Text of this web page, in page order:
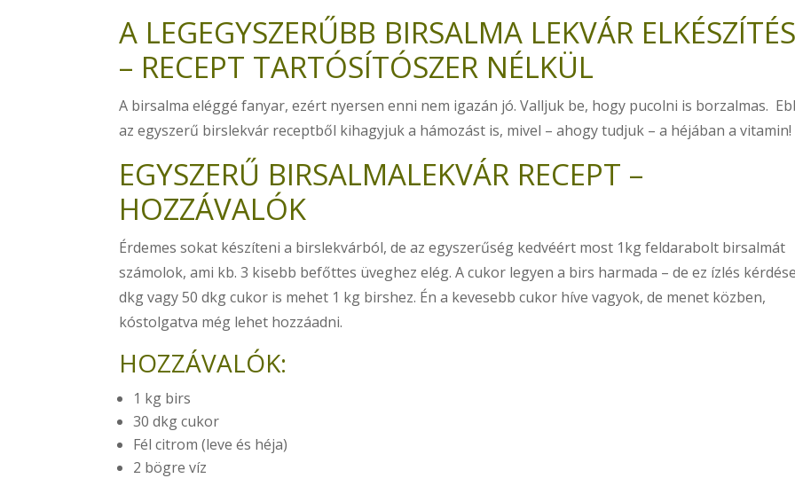
A LEGEGYSZERŰBB BIRSALMA LEKVÁR
– RECEPT TARTÓSÍTÓSZER NÉLKÜL
A birsalma eléggé fanyar, ezért nyersen enni nem igazán jó. Valljuk be, hogy pucolni is borzalmas.
az egyszerű birslekvár receptből kihagyjuk a hámozást is, mivel – ahogy tudjuk – a héjában a vitamin!
EGYSZERŰ BIRSALMALEKVÁR RECEPT –
HOZZÁVALÓK
Érdemes sokat készíteni a birslekvárból, de az egyszerűség kedvéért most 1kg feldarabolt birsalmát
számolok, ami kb. 3 kisebb befőttes üveghez elég. A cukor legyen a birs harmada – de ez ízlés
dkg vagy 50 dkg cukor is mehet 1 kg birshez. Én a kevesebb cukor híve vagyok, de menet közben,
kóstolgatva még lehet hozzáadni.
HOZZÁVALÓK:
1 kg birs
30 dkg cukor
Fél citrom (leve és héja)
2 bögre víz